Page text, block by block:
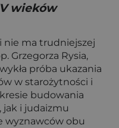
wieków
nie ma trudniejszej
Grzegorza Rysia,
próba ukazania
w starożytności i
budowania
jak i judaizmu
wyznawców obu